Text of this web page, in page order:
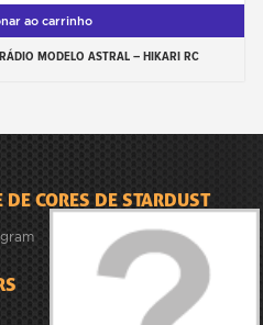
ao carrinho
MODELO ASTRAL – HIKARI RC
CORES DE STARDUST